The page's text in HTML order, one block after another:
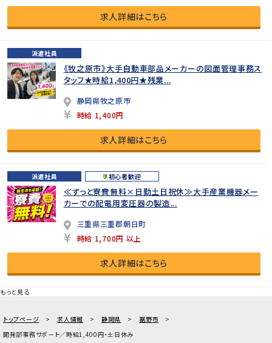
求人詳細はこちら
派遣社員
《牧之原市》大手自動車部品メーカーの図面管理事務ス
タッフ★時給1,400円★残業...
静岡県牧之原市
時給 1,400円
求人詳細はこちら
派遣社員 初心者歓迎
≪ずっと寮費無料×日勤土日祝休≫大手産業機器メー
カーでの配電用変圧器の製造...
三重県三重郡朝日町
時給 1,700円 以上
求人詳細はこちら
もっと見る
トップページ 求人情報 静岡県
裾野市
開発部事務サポート／時給1,400円・土日休み